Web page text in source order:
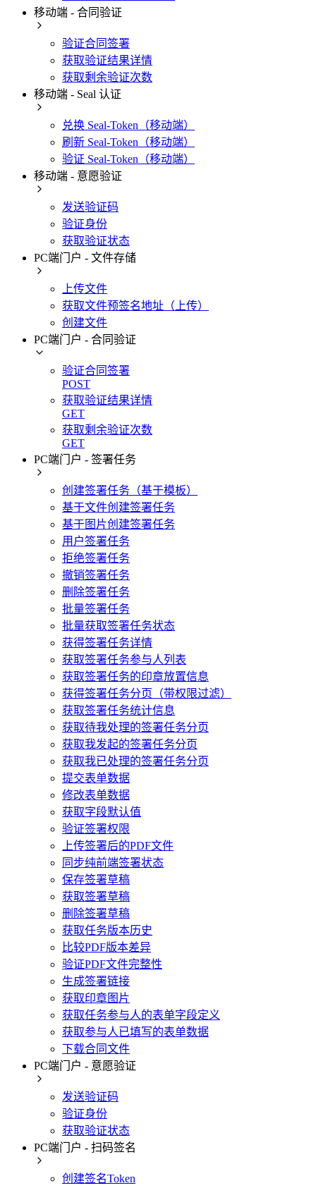
移动端 - 合同验证
验证合同签署
获取验证结果详情
获取剩余验证次数
移动端 - Seal 认证
兑换 Seal-Token（移动端）
刷新 Seal-Token（移动端）
验证 Seal-Token（移动端）
移动端 - 意愿验证
发送验证码
验证身份
获取验证状态
PC端门户 - 文件存储
上传文件
获取文件预签名地址（上传）
创建文件
PC端门户 - 合同验证
验证合同签署
POST
获取验证结果详情
GET
获取剩余验证次数
GET
PC端门户 - 签署任务
创建签署任务（基于模板）
基于文件创建签署任务
基于图片创建签署任务
用户签署任务
拒绝签署任务
撤销签署任务
删除签署任务
批量签署任务
批量获取签署任务状态
获得签署任务详情
获取签署任务参与人列表
获取签署任务的印章放置信息
获得签署任务分页（带权限过滤）
获取签署任务统计信息
获取待我处理的签署任务分页
获取我发起的签署任务分页
获取我已处理的签署任务分页
提交表单数据
修改表单数据
获取字段默认值
验证签署权限
上传签署后的PDF文件
同步纯前端签署状态
保存签署草稿
获取签署草稿
删除签署草稿
获取任务版本历史
比较PDF版本差异
验证PDF文件完整性
生成签署链接
获取印章图片
获取任务参与人的表单字段定义
获取参与人已填写的表单数据
下载合同文件
PC端门户 - 意愿验证
发送验证码
验证身份
获取验证状态
PC端门户 - 扫码签名
创建签名Token